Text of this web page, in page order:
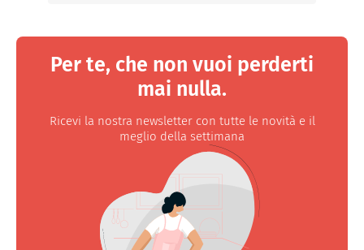
Per te, che non vuoi perderti
mai nulla.
Ricevi la nostra newsletter con tutte le novità e il
meglio della settimana